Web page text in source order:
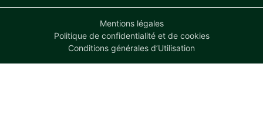
Mentions légales
Politique de confidentialité et de cookies
Conditions générales d’Utilisation